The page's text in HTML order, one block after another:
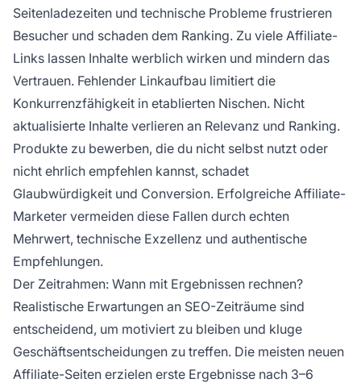
Seitenladezeiten und technische Probleme frustrieren
Besucher und schaden dem Ranking. Zu viele Affiliate-
Links lassen Inhalte werblich wirken und mindern das
Vertrauen. Fehlender Linkaufbau limitiert die
Konkurrenzfähigkeit in etablierten Nischen. Nicht
aktualisierte Inhalte verlieren an Relevanz und Ranking.
Produkte zu bewerben, die du nicht selbst nutzt oder
nicht ehrlich empfehlen kannst, schadet
Glaubwürdigkeit und Conversion. Erfolgreiche Affiliate-
Marketer vermeiden diese Fallen durch echten
Mehrwert, technische Exzellenz und authentische
Empfehlungen.
Der Zeitrahmen: Wann mit Ergebnissen rechnen?
Realistische Erwartungen an SEO-Zeiträume sind
entscheidend, um motiviert zu bleiben und kluge
Geschäftsentscheidungen zu treffen. Die meisten neuen
Affiliate-Seiten erzielen erste Ergebnisse nach 3–6